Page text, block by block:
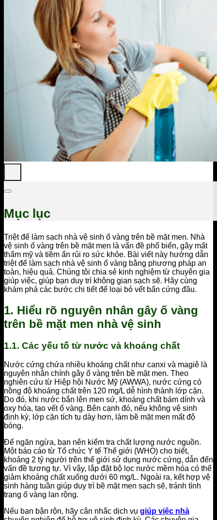
Mục lục
Triệt để làm sạch nhà vệ sinh ố vàng trên bề mặt men. Nhà
vệ sinh ố vàng trên bề mặt men là vấn đề phổ biến, gây mất
thẩm mỹ và tiềm ẩn rủi ro sức khỏe. Bài viết này hướng dẫn
triệt để làm sạch nhà vệ sinh ố vàng bằng phương pháp an
toàn, hiệu quả. Chúng tôi chia sẻ kinh nghiệm từ chuyên gia
giúp việc, giúp bạn duy trì không gian sạch sẽ. Hãy cùng
khám phá các bước chi tiết để loại bỏ vết bẩn cứng đầu.
1. Hiểu rõ nguyên nhân gây ố vàng
trên bề mặt men nhà vệ sinh
1.1. Các yếu tố từ nước và khoáng chất
Nước cứng chứa nhiều khoáng chất như canxi và magiê là
nguyên nhân chính gây ố vàng trên bề mặt men. Theo
nghiên cứu từ Hiệp hội Nước Mỹ (AWWA), nước cứng có
nồng độ khoáng chất trên 120 mg/L dễ hình thành lớp cặn.
Do đó, khi nước bắn lên men sứ, khoáng chất bám dính và
oxy hóa, tạo vết ố vàng. Bên cạnh đó, nếu không vệ sinh
định kỳ, lớp cặn tích tụ dày hơn, làm bề mặt men mất độ
bóng.
Để ngăn ngừa, bạn nên kiểm tra chất lượng nước nguồn.
Một báo cáo từ Tổ chức Y tế Thế giới (WHO) cho biết,
khoảng 2 tỷ người trên thế giới sử dụng nước cứng, dẫn đến
vấn đề tương tự. Vì vậy, lắp đặt bộ lọc nước mềm hóa có thể
giảm khoáng chất xuống dưới 60 mg/L. Ngoài ra, kết hợp vệ
sinh hàng tuần giúp duy trì bề mặt men sạch sẽ, tránh tình
trạng ố vàng lan rộng.
Nếu bạn bận rộn, hãy cân nhắc dịch vụ giúp việc nhà